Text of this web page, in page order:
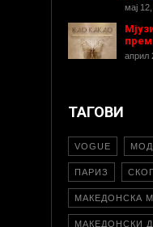
мај
април
ТАГОВИ
VOGUE
ПАРИЗ
МАКЕДОНСКА
МАКЕДОНСКИ